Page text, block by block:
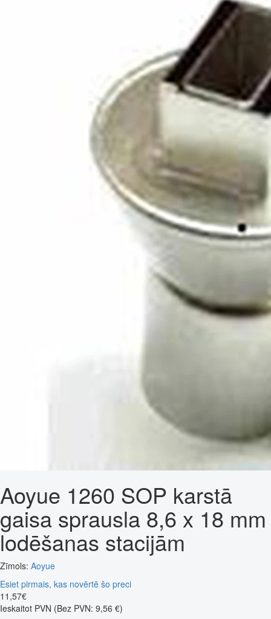
Aoyue 1260 SOP karstā
gaisa sprausla 8,6 x 18 mm
lodēšanas stacijām
Zīmols: Aoyue
Esiet pirmais, kas novērtē šo preci
11 ,57€
Ieskaitot PVN (Bez PVN: 9,56 €)